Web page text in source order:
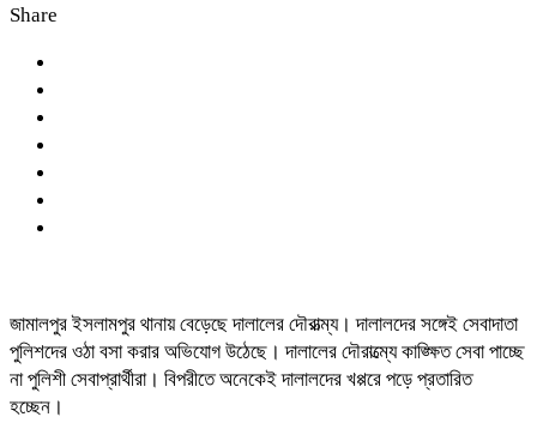
Share
জামালপুর ইসলামপুর থানায় বেড়েছে দালালের দৌরাত্ম্য। দালালদের সঙ্গেই সেবাদাতা
পুলিশদের ওঠা বসা করার অভিযোগ উঠেছে। দালালের দৌরাত্ম্যে কাঙ্ক্ষিত সেবা পাচ্ছে
না পুলিশী সেবাপ্রার্থীরা। বিপরীতে অনেকেই দালালদের খপ্পরে পড়ে প্রতারিত
হচ্ছেন।